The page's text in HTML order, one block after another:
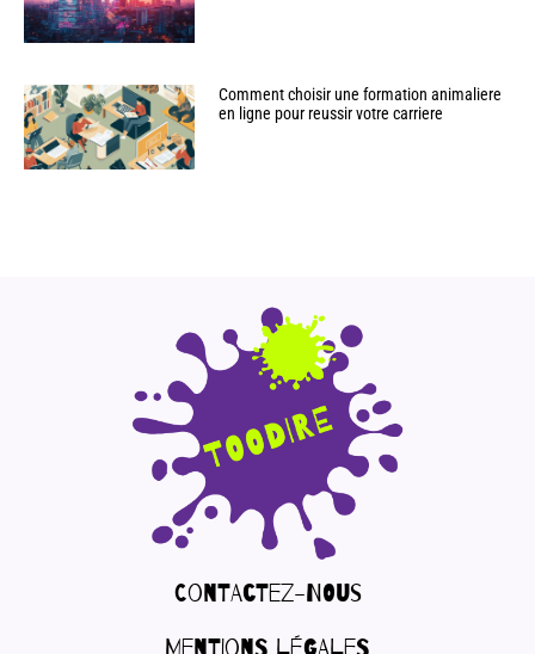
Comment choisir une formation animaliere
en ligne pour reussir votre carriere
Contactez-nous
Mentions légales